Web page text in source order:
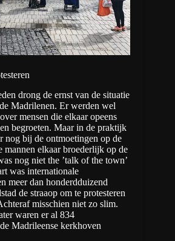
drong de ernst van de situatie
Madrilenen. Er werden wel
mensen die elkaar opeens
begroeten. Maar in de praktijk
nog bij de ontmoetingen op de
mannen elkaar broederlijk op de
nog niet the ’talk of the town’
was internationale
meer dan honderdduizend
de straaop om te protesteren
misschien niet zo slim.
waren er al 834
Madrileense kerkhoven